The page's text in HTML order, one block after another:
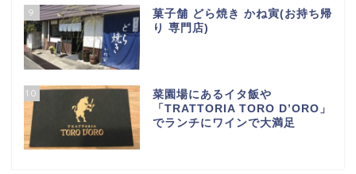
9
菓子舗 どら焼き かね寅(お持ち帰
り 専門店)
10
菜園場にあるイタ飯や
「TRATTORIA TORO D’ORO」
でランチにワインで大満足